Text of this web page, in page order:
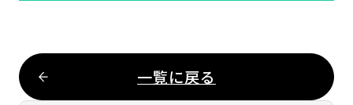
一覧に戻る